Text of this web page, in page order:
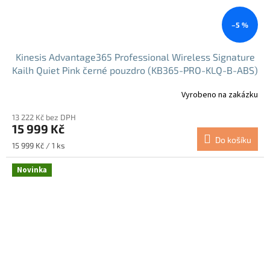
–5 %
Kinesis Advantage365 Professional Wireless Signature
Kailh Quiet Pink černé pouzdro (KB365-PRO-KLQ-B-ABS)
Vyrobeno na zakázku
13 222 Kč bez DPH
15 999 Kč
Měrná
cena:
15 999 Kč / 1 ks
Do košíku
Novinka